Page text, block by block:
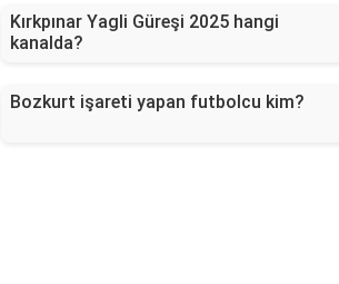
Kırkpınar Yagli Güreşi 2025 hangi
kanalda?
Bozkurt işareti yapan futbolcu kim?